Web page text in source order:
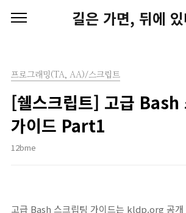
길은 가면, 뒤에
프로그래밍(TA, AA)/스크립트
[쉘스크립트] 고급 Bash
가이드 Part1
12bme
고급 Bash 스크립팅 가이드는 kldp.org 공개